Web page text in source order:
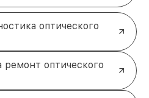
оптического
оптического